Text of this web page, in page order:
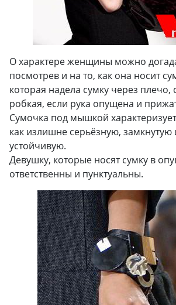
О характере женщины можно
посмотрев и на то, как она носит
которая надела сумку через плечо,
робкая, если рука опущена и
Сумочка под мышкой
как излишне серьёзную,
устойчивую.
Девушку, которые носят сумку в
ответственны и пунктуальны.